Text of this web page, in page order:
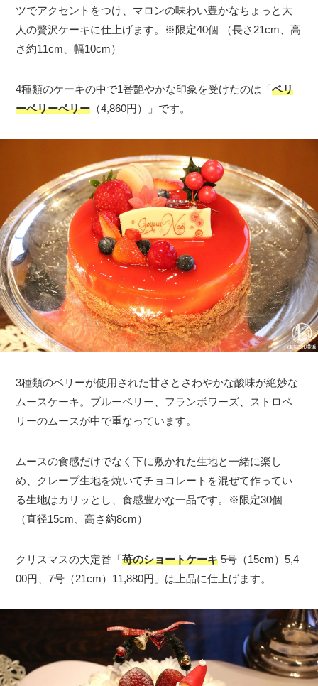
ツでアクセントをつけ、マロンの味わい豊かなちょっと大
人の贅沢ケーキに仕上げます。※限定40個 （長さ21cm、高
さ約11cm、幅10cm）
4種類のケーキの中で1番艶やかな印象を受けたのは「ベリ
ーベリーベリー （4,860円）」です。
3種類のベリーが使用された甘さとさわやかな酸味が絶妙な
ムースケーキ。ブルーベリー、フランボワーズ、ストロベ
リーのムースが中で重なっています。
ムースの食感だけでなく下に敷かれた生地と一緒に楽し
め、クレープ生地を焼いてチョコレートを混ぜて作ってい
る生地はカリッとし、食感豊かな一品です。※限定30個
（直径15cm、高さ約8cm）
クリスマスの大定番「苺のショートケーキ 5号（15cm）5,4
00円、7号（21cm）11,880円」は上品に仕上げます。